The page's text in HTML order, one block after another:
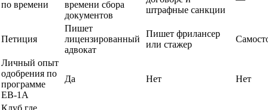
по времени
времени сбора
документов
штрафные санкции
Петиция
Пишет
лицензированный
адвокат
Пишет фрилансер
или стажер
Личный опыт
одобрения по
программе
EB-1A
Да Нет Нет
Клуб где